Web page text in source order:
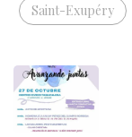
Saint-Exupéry